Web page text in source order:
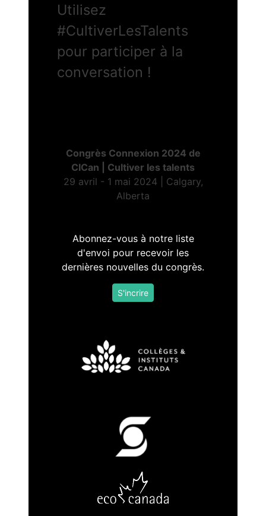
Utilisez
#CultiverLesTalents
pour participer à la
conversation !
Congrès Connexion 2024 de
CICan | Cultiver les talents
29 avril - 1 mai 2024 | Calgary,
Alberta
Abonnez-vous à notre liste
d'envoi pour recevoir les
dernières nouvelles du congrès.
S'incrire